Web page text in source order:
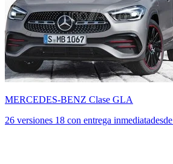
MERCEDES-BENZ Clase GLA
26 versiones 18 con entrega inmediatadesde